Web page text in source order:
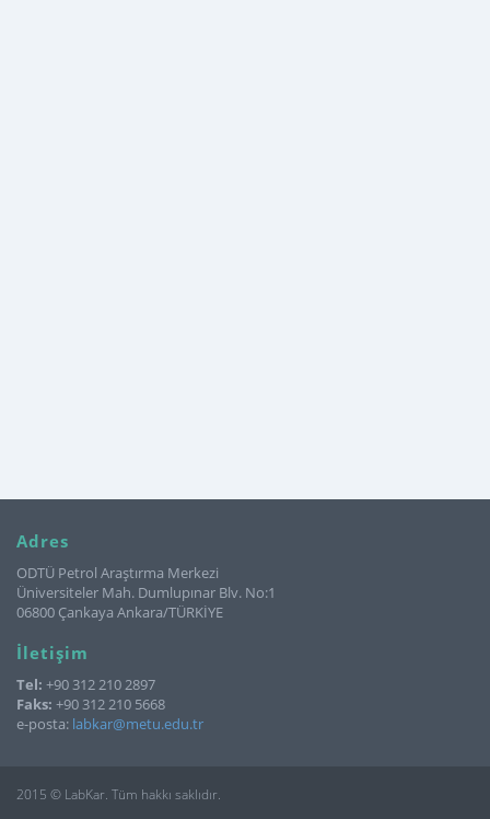
Adres
ODTÜ Petrol Araştırma Merkezi
Üniversiteler Mah. Dumlupınar Blv. No:1
06800 Çankaya Ankara/TÜRKİYE
İletişim
Tel: +90 312 210 2897
Faks: +90 312 210 5668
e-posta: labkar@metu.edu.tr
2015 © LabKar. Tüm hakkı saklıdır.